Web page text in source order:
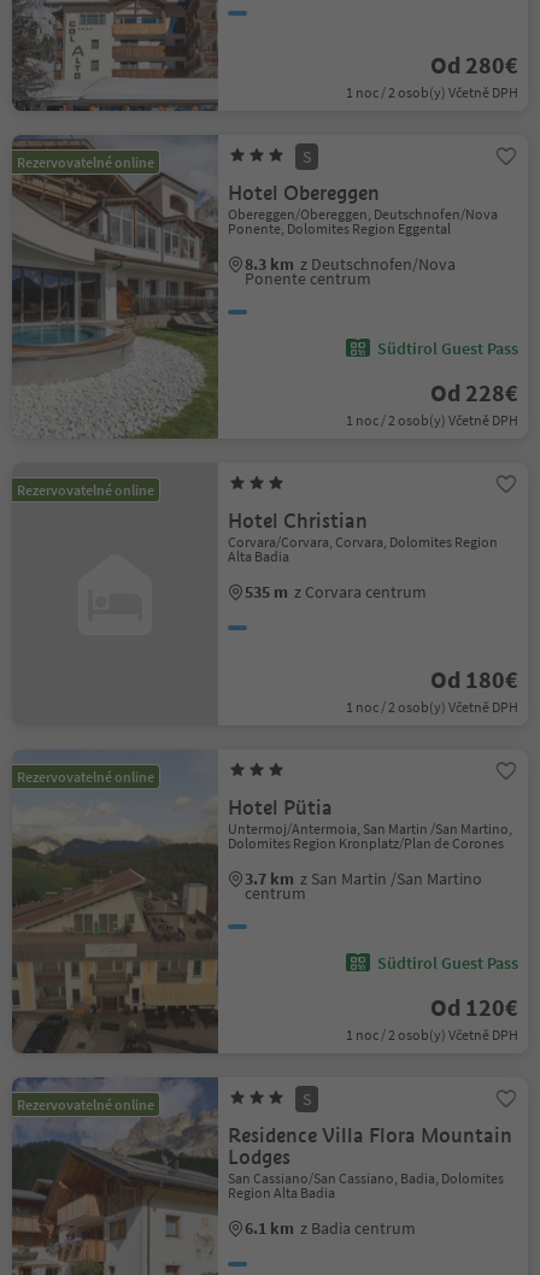
Od 280€
1 noc / 2 osob(y) Včetně DPH
Rezervovatelné online S
Hotel Obereggen
Obereggen/Obereggen, Deutschnofen/Nova
Ponente, Dolomites Region Eggental
8.3 km z Deutschnofen/Nova
Ponente centrum
Südtirol Guest Pass
Od 228€
1 noc / 2 osob(y) Včetně DPH
Rezervovatelné online
Hotel Christian
Corvara/Corvara, Corvara, Dolomites Region
Alta Badia
535 m z Corvara centrum
Od 180€
1 noc / 2 osob(y) Včetně DPH
Rezervovatelné online
Hotel Pütia
Untermoj/Antermoia, San Martin /San Martino,
Dolomites Region Kronplatz/Plan de Corones
3.7 km z San Martin /San Martino
centrum
Südtirol Guest Pass
Od 120€
1 noc / 2 osob(y) Včetně DPH
Rezervovatelné online S
Residence Villa Flora Mountain
Lodges
San Cassiano/San Cassiano, Badia, Dolomites
Region Alta Badia
6.1 km z Badia centrum